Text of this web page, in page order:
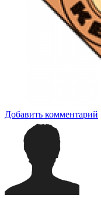
Добавить комментарий